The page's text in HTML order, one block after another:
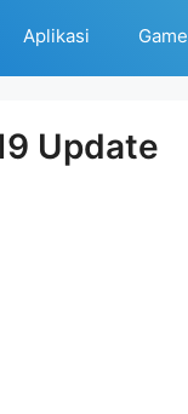
Aplikasi Game
Update